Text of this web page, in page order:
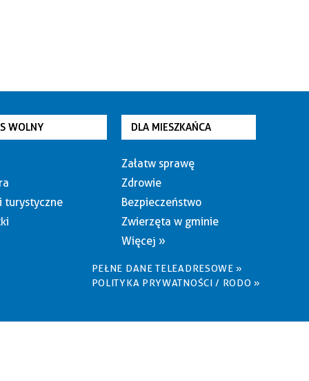
WOLNY
turystyczne
DLA MIESZKAŃCA
Załatw sprawę
Zdrowie
Bezpieczeństwo
Zwierzęta w gminie
Więcej »
PEŁNE DANE TELEADRESOWE »
POLITYKA PRYWATNOŚCI / RODO »